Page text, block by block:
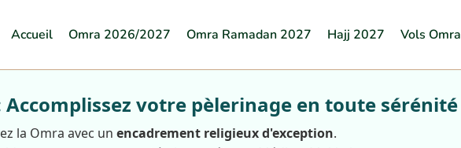
Accueil Omra 2026/2027 Omra Ramadan 2027 Hajj 2027 Vols Omra
Accomplissez votre pèlerinage en toute sérénité
la Omra avec un encadrement religieux d'exception.